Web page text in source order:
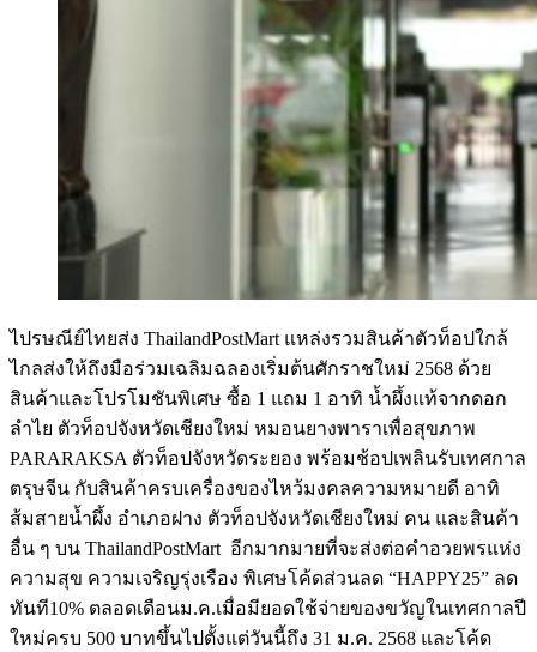
ไปรษณีย์ไทยส่ง ThailandPostMart แหล่งรวมสินค้าตัวท็อปใกล้
ไกลส่งให้ถึงมือร่วมเฉลิมฉลองเริ่มต้นศักราชใหม่ 2568 ด้วย
สินค้าและโปรโมชันพิเศษ ซื้อ 1 แถม 1 อาทิ น้ำผึ้งแท้จากดอก
ลำไย ตัวท็อปจังหวัดเชียงใหม่ หมอนยางพาราเพื่อสุขภาพ
PARARAKSA ตัวท็อปจังหวัดระยอง พร้อมช้อปเพลินรับเทศกาล
ตรุษจีน กับสินค้าครบเครื่องของไหว้มงคลความหมายดี อาทิ
ส้มสายน้ำผึ้ง อำเภอฝาง ตัวท็อปจังหวัดเชียงใหม่ คน และสินค้า
อื่น ๆ บน ThailandPostMart อีกมากมายที่จะส่งต่อคำอวยพรแห่ง
ความสุข ความเจริญรุ่งเรือง พิเศษโค้ดส่วนลด “HAPPY25” ลด
ทันที10% ตลอดเดือนม.ค.เมื่อมียอดใช้จ่ายของขวัญในเทศกาลปี
ใหม่ครบ 500 บาทขึ้นไปตั้งแต่วันนี้ถึง 31 ม.ค. 2568 และโค้ด